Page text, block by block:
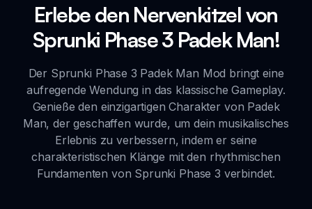
Erlebe den Nervenkitzel von
Sprunki Phase 3 Padek Man!
Der Sprunki Phase 3 Padek Man Mod bringt eine
aufregende Wendung in das klassische Gameplay.
Genieße den einzigartigen Charakter von Padek
Man, der geschaffen wurde, um dein musikalisches
Erlebnis zu verbessern, indem er seine
charakteristischen Klänge mit den rhythmischen
Fundamenten von Sprunki Phase 3 verbindet.